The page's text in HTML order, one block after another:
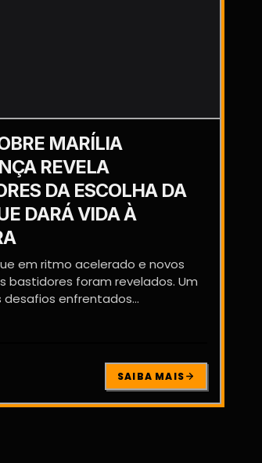
MARÍLIA
REVELA
DA ESCOLHA DA
DARÁ VIDA À
em ritmo acelerado e novos
bastidores foram revelados. Um
desafios enfrentados...
SAIBA MAIS